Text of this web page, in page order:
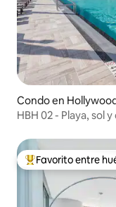
Condo en
HBH 02 - Playa, sol
Favorito entre
Favorito entre